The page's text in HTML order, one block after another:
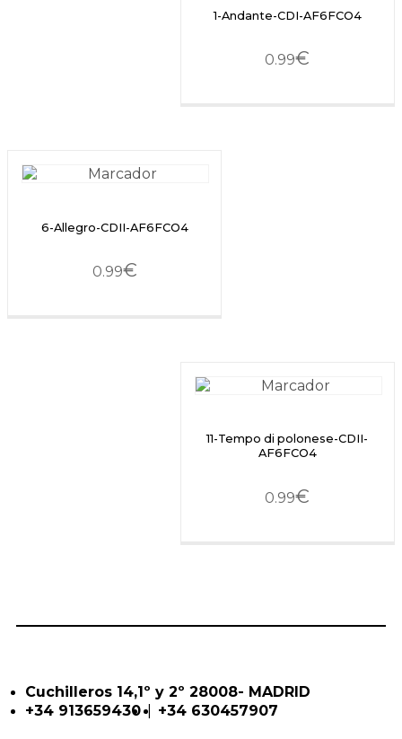
1-Andante-CDI-AF6FCO4
0.99€
6-Allegro-CDII-AF6FCO4
0.99€
11-Tempo di polonese-CDII-
AF6FCO4
0.99€
Cuchilleros 14,1º y 2º 28008- MADRID
+34 913659430 | +34 630457907